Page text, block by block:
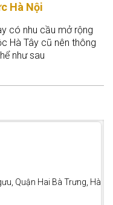
Hà Nội
có nhu cầu mở rộng
Hà Tây cũ nên thông
như sau
Quận Hai Bà Trưng, Hà